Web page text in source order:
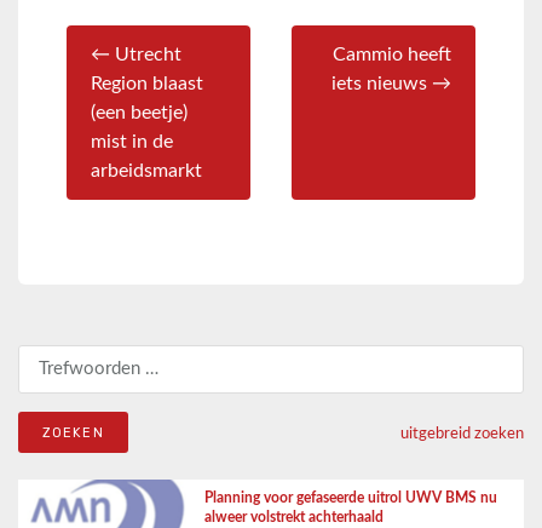
← Utrecht
Region blaast
(een beetje)
mist in de
arbeidsmarkt
Cammio heeft
iets nieuws →
Zoeken naar:
uitgebreid zoeken
Planning voor gefaseerde uitrol UWV BMS nu
alweer volstrekt achterhaald